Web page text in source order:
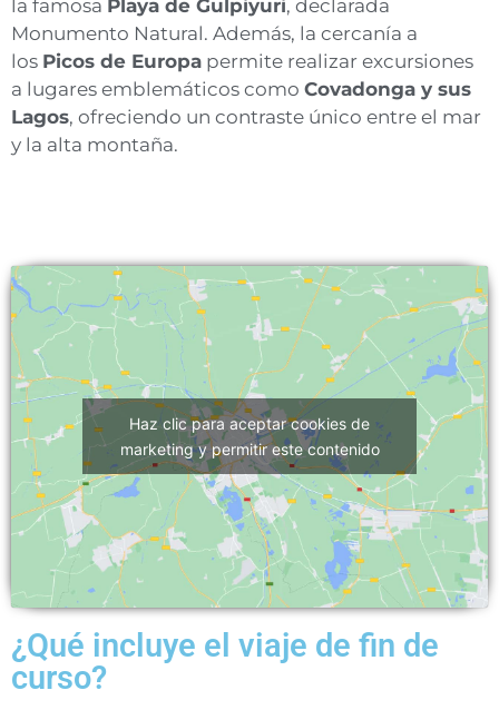
la famosa Playa de Gulpiyuri, declarada
Monumento Natural. Además, la cercanía a
los Picos de Europa permite realizar excursiones
a lugares emblemáticos como Covadonga y sus
Lagos, ofreciendo un contraste único entre el mar
y la alta montaña.
Haz clic para aceptar cookies de
marketing y permitir este contenido
¿Qué incluye el viaje de fin de
curso?